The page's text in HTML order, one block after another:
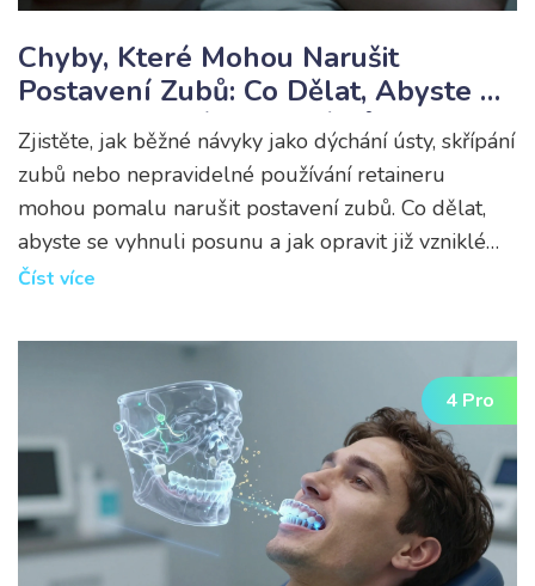
Chyby, Které Mohou Narušit
Postavení Zubů: Co Dělat, Abyste Se
Vyhnuli Zubním Problémům
Zjistěte, jak běžné návyky jako dýchání ústy, skřípání
zubů nebo nepravidelné používání retaineru
mohou pomalu narušit postavení zubů. Co dělat,
abyste se vyhnuli posunu a jak opravit již vzniklé
problémy.
Číst více
4 Pro